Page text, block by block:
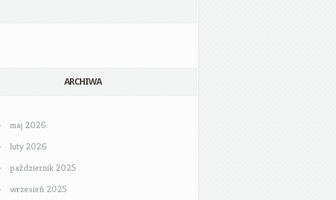
ARCHIWA
maj 2026
luty 2026
październik 2025
wrzesień 2025